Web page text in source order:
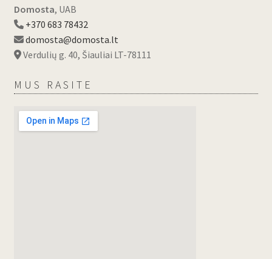
Domosta, UAB
+370 683 78432
domosta@domosta.lt
Verdulių g. 40, Šiauliai LT-78111
MUS RASITE